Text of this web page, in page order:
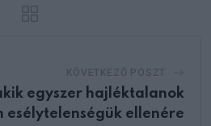
akik egyszer hajléktalanok
esélytelenségük ellenére